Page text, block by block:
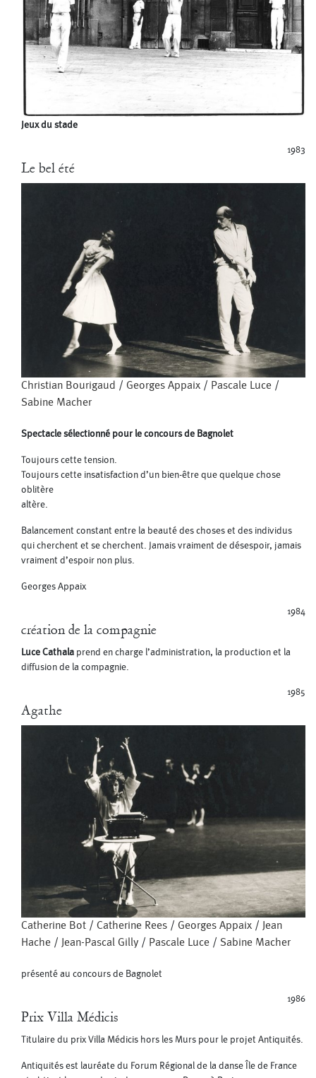
Jeux du stade
1983
Le bel été
Christian Bourigaud / Georges Appaix / Pascale Luce /
Sabine Macher
Spectacle sélectionné pour le concours de Bagnolet
Toujours cette tension.
Toujours cette insatisfaction d’un bien-être que quelque chose
oblitère
altère.
Balancement constant entre la beauté des choses et des individus
qui cherchent et se cherchent. Jamais vraiment de désespoir, jamais
vraiment d’espoir non plus.
Georges Appaix
1984
création de la compagnie
Luce Cathala prend en charge l’administration, la production et la
diffusion de la compagnie.
1985
Agathe
Catherine Bot / Catherine Rees / Georges Appaix / Jean
Hache / Jean-Pascal Gilly / Pascale Luce / Sabine Macher
présenté au concours de Bagnolet
1986
Prix Villa Médicis
Titulaire du prix Villa Médicis hors les Murs pour le projet Antiquités.
Antiquités est lauréate du Forum Régional de la danse Île de France